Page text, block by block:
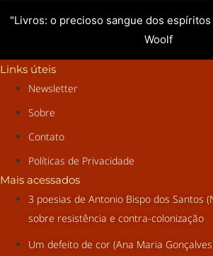
"Livros: o precioso sangue dos
Woolf
Links úteis
Newsletter
Sobre
Contato
Políticas de Privacidade
Mais acessados
3 poesias de Antonio Bispo dos Santos
sobre resistência e contra-colonização
Um defeito de cor (Ana Maria